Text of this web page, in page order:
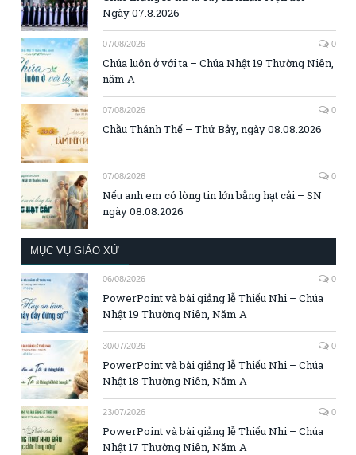
Ngày 07.8.2026
07/08/2026 0
Chúa luôn ở với ta – Chúa Nhật 19 Thường Niên,
năm A
07/08/2026 0
Chầu Thánh Thể – Thứ Bảy, ngày 08.08.2026
07/08/2026 0
Nếu anh em có lòng tin lớn bằng hạt cải – SN
ngày 08.08.2026
MỤC VỤ GIÁO XỨ
06/08/2026 0
PowerPoint và bài giảng lễ Thiếu Nhi – Chúa
Nhật 19 Thường Niên, Năm A
30/07/2026 0
PowerPoint và bài giảng lễ Thiếu Nhi – Chúa
Nhật 18 Thường Niên, Năm A
23/07/2026 0
PowerPoint và bài giảng lễ Thiếu Nhi – Chúa
Nhật 17 Thường Niên, Năm A